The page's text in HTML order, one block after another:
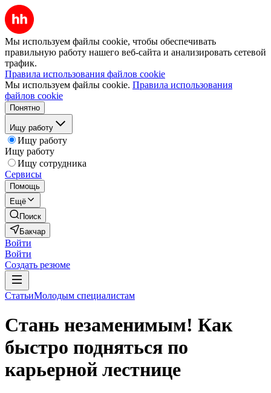
Мы используем файлы cookie, чтобы обеспечивать
правильную работу нашего веб-сайта и анализировать сетевой
трафик.
Правила использования файлов cookie
Мы используем файлы cookie. Правила использования
файлов cookie
Понятно
Ищу работу
Ищу работу
Ищу работу
Ищу сотрудника
Сервисы
Помощь
Ещё
Поиск
Бакчар
Войти
Войти
Создать резюме
СтатьиМолодым специалистам
Стань незаменимым! Как
быстро подняться по
карьерной лестнице